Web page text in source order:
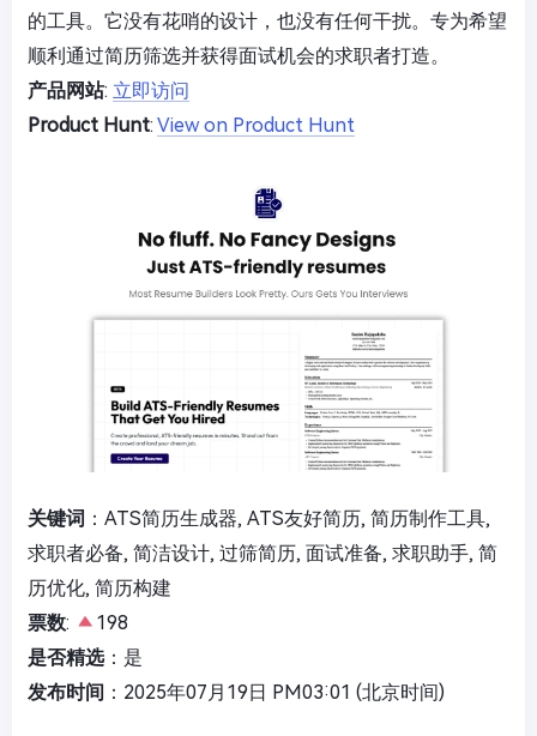
的工具。它没有花哨的设计，也没有任何干扰。专为希望
顺利通过简历筛选并获得面试机会的求职者打造。
产品网站: 立即访问
Product Hunt: View on Product Hunt
关键词 ：ATS简历生成器, ATS友好简历, 简历制作工具,
求职者必备, 简洁设计, 过筛简历, 面试准备, 求职助手, 简
历优化, 简历构建
票数:
198
是否精选：是
发布时间 ：2025年07月19日 PM03:01 (北京时间)